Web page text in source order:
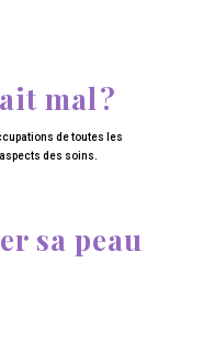
mal ?
de toutes les
des soins.
sa peau